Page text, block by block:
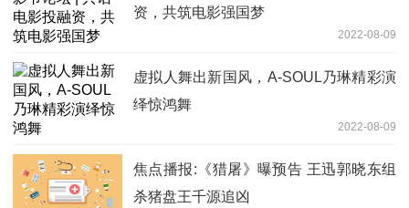
资，共筑电影强国梦
2022-08-09
虚拟人舞出新国风，A-SOUL乃琳精彩演
绎惊鸿舞
2022-08-09
焦点播报:《猎屠》曝预告 王迅郭晓东组
杀猪盘王千源追凶